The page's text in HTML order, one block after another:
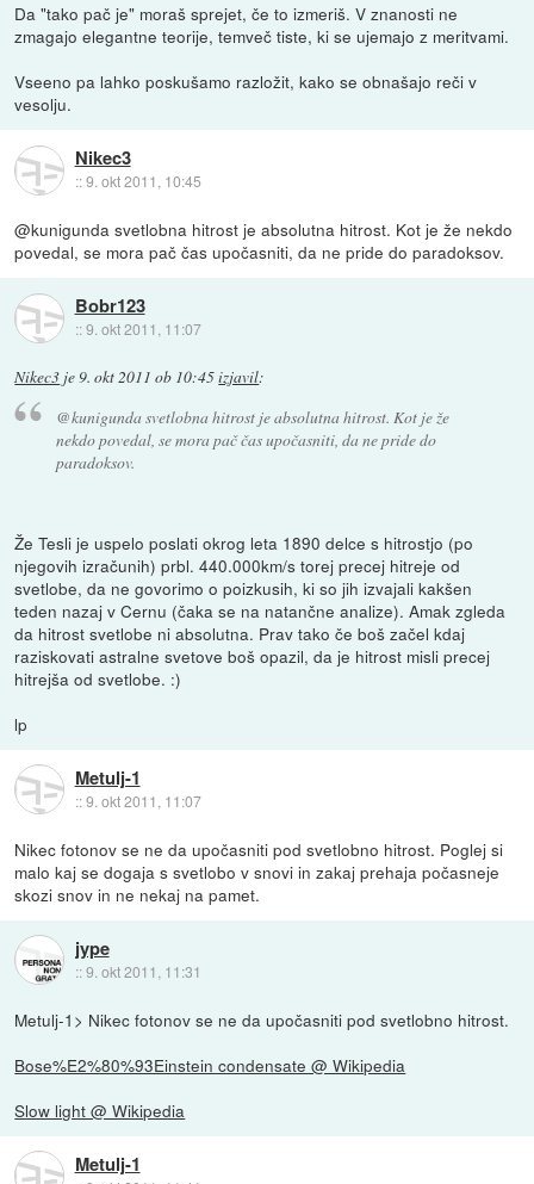
Da "tako pač je" moraš sprejet, če to izmeriš. V znanosti ne
zmagajo elegantne teorije, temveč tiste, ki se ujemajo z meritvami.
Vseeno pa lahko poskušamo razložit, kako se obnašajo reči v
vesolju.
Nikec3
::9. okt 2011, 10:45
@kunigunda svetlobna hitrost je absolutna hitrost. Kot je že nekdo
povedal, se mora pač čas upočasniti, da ne pride do paradoksov.
Bobr123
::9. okt 2011, 11:07
Nikec3 je9. okt 2011 ob 10:45izjavil:
@kunigunda svetlobna hitrost je absolutna hitrost. Kot je že
nekdo povedal, se mora pač čas upočasniti, da ne pride do
paradoksov.
Že Tesli je uspelo poslati okrog leta 1890 delce s hitrostjo (po
njegovih izračunih) prbl. 440.000km/s torej precej hitreje od
svetlobe, da ne govorimo o poizkusih, ki so jih izvajali kakšen
teden nazaj v Cernu (čaka se na natančne analize). Amak zgleda
da hitrost svetlobe ni absolutna. Prav tako če boš začel kdaj
raziskovati astralne svetove boš opazil, da je hitrost misli precej
hitrejša od svetlobe. :)
lp
Metulj-1
::9. okt 2011, 11:07
Nikec fotonov se ne da upočasniti pod svetlobno hitrost. Poglej si
malo kaj se dogaja s svetlobo v snovi in zakaj prehaja počasneje
skozi snov in ne nekaj na pamet.
jype
::9. okt 2011, 11:31
Metulj-1> Nikec fotonov se ne da upočasniti pod svetlobno hitrost.
Bose%E2%80%93Einstein condensate @ Wikipedia
Slow light @ Wikipedia
Metulj-1